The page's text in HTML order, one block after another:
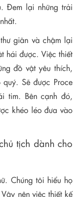
Đem lại những trải
giãn và chậm lại
hái được. Việc thiết
đồ vật yêu thích,
Sẽ được Proce
tim. Bên cạnh đó,
khéo léo đưa vào
tịch dành cho
Chúng tôi hiểu họ
nên việc thiết kế